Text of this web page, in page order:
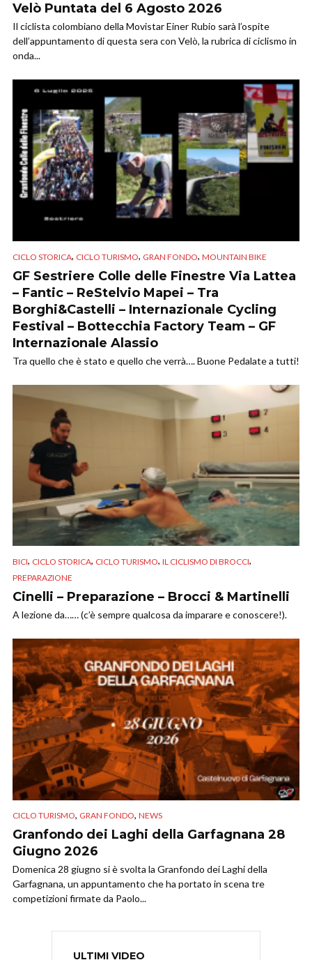
Velò Puntata del 6 Agosto 2026
Il ciclista colombiano della Movistar Einer Rubio sarà l’ospite
dell’appuntamento di questa sera con Velò, la rubrica di ciclismo in
onda...
CICLO STORICA, CICLO TURISMO, GRAN FONDO, MOUNTAIN BIKE
GF Sestriere Colle delle Finestre Via Lattea
– Fantic – ReStelvio Mapei – Tra
Borghi&Castelli – Internazionale Cycling
Festival – Bottecchia Factory Team – GF
Internazionale Alassio
Tra quello che è stato e quello che verrà…. Buone Pedalate a tutti!
BICI, CICLO STORICA, CICLO TURISMO, IL CICLISMO DI BROCCI,
PREPARAZIONE
Cinelli – Preparazione – Brocci & Martinelli
A lezione da…… (c’è sempre qualcosa da imparare e conoscere!).
CICLO TURISMO, GRAN FONDO, NEWS
Granfondo dei Laghi della Garfagnana 28
Giugno 2026
Domenica 28 giugno si è svolta la Granfondo dei Laghi della
Garfagnana, un appuntamento che ha portato in scena tre
competizioni firmate da Paolo...
ULTIMI VIDEO